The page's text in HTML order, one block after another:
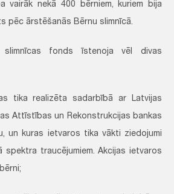
vairāk nekā 400 bērniem, kuriem bija
pēc ārstēšanās Bērnu slimnīcā.
slimnīcas fonds īstenoja vēl divas
tika realizēta sadarbībā ar Latvijas
Attīstības un Rekonstrukcijas bankas
un kuras ietvaros tika vākti ziedojumi
spektra traucējumiem. Akcijas ietvaros